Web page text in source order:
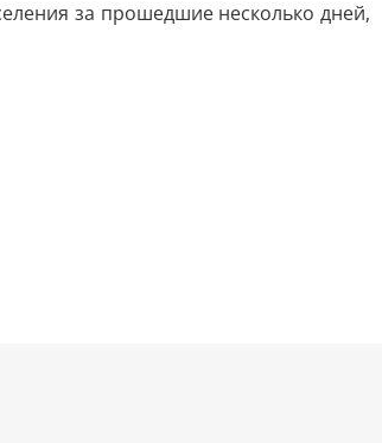
за прошедшие несколько дней,